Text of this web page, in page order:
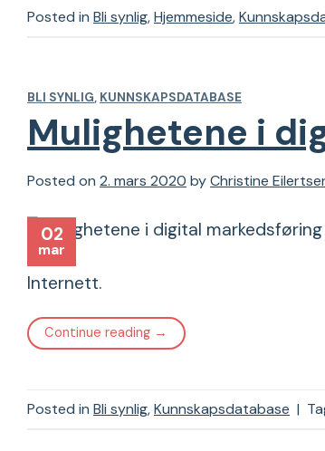
Posted in Bli synlig,Hjemmeside,
BLI SYNLIG, KUNNSKAPSDATABASE
Mulighetene i
Posted on 2. mars 2020 byChristine
02
mar
Internett.
Continue reading →
Posted in Bli synlig,Kunnskapsdatabase |